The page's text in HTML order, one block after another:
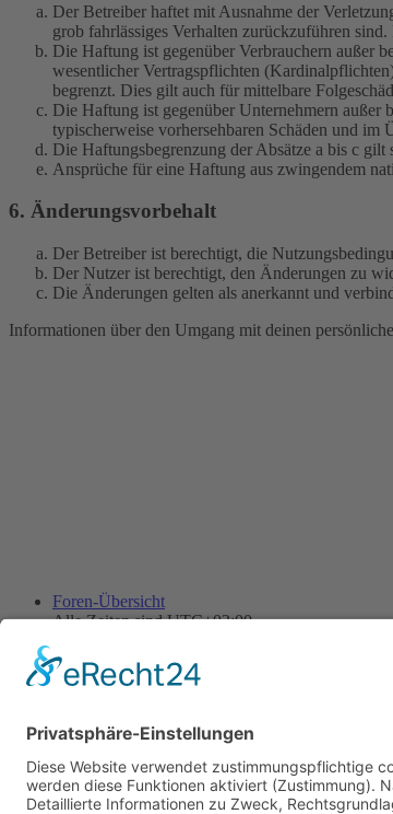
Der Betreiber haftet mit Ausnahme der
grob fahrlässiges Verhalten zurückzuführen
Die Haftung ist gegenüber Verbrauchern außer
wesentlicher Vertragspflichten
begrenzt. Dies gilt auch für mittelbare
Die Haftung ist gegenüber Unternehmern außer
typischerweise vorhersehbaren Schäden und im
Die Haftungsbegrenzung der Absätze a bis c
Ansprüche für eine Haftung aus zwingendem
6. Änderungsvorbehalt
Der Betreiber ist berechtigt, die
Der Nutzer ist berechtigt, den Änderungen zu
Die Änderungen gelten als anerkannt und
Informationen über den Umgang mit deinen
Foren-Übersicht
Alle Zeiten sindUTC+02:00
Powered byphpBB® Forum Software © phpBB
Datenschutz |Nutzungsbedingungen